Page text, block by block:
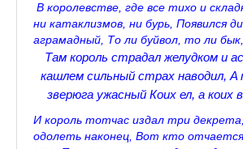
Царское Село в Санкт-Петербурге
Прогулки по Царскому Селу. Зима.
Секции настольного тенниса в
Прогулки по Царскому Селу. Весна.
Прогулки по Царскому Селу. Лето
В королевстве, где все тихо и
ни катаклизмов, ни бурь, Появился
аграмадный, То ли буйвол, то ли
Там король страдал желудком и
кашлем сильный страх наводил, A
зверюга ужасный Коих ел, a коих
И король тотчас издал три декрета,
одолеть наконец, Вот кто